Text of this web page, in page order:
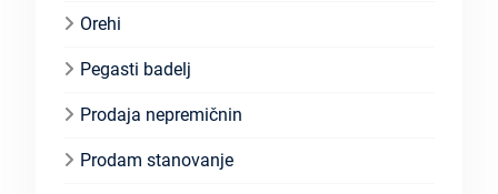
Orehi
Pegasti badelj
Prodaja nepremičnin
Prodam stanovanje